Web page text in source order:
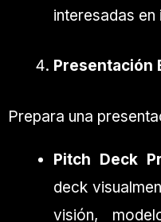
interesadas
Presentación
Prepara una
Pitch Deck
deck
visión,